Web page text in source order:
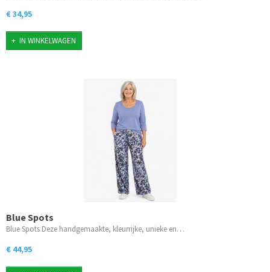
€ 34,95
IN WINKELWAGEN
Blue Spots
Blue Spots Deze handgemaakte, kleurrijke, unieke en…
€ 44,95